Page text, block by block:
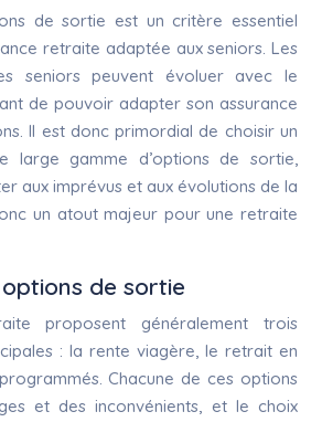
de sortie est un critère essentiel
retraite adaptée aux seniors. Les
seniors peuvent évoluer avec le
de pouvoir adapter son assurance
Il est donc primordial de choisir un
large gamme d’options de sortie,
aux imprévus et aux évolutions de la
un atout majeur pour une retraite
de sortie
proposent généralement trois
: la rente viagère, le retrait en
Chacune de ces options
et des inconvénients, et le choix